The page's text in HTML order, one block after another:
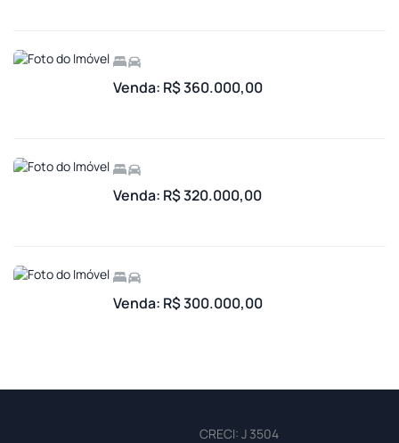
Venda: R$ 360.000,00
Venda: R$ 320.000,00
Venda: R$ 300.000,00
CRECI: J 3504